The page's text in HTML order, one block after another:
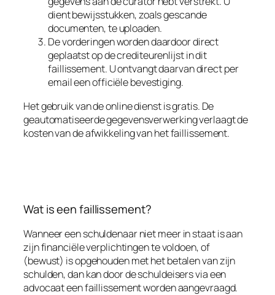
dient bewijsstukken, zoals gescande
documenten, te uploaden.
De vorderingen worden daardoor direct
geplaatst op de crediteurenlijst in dit
faillissement. U ontvangt daarvan direct per
email een officiële bevestiging.
Het gebruik van de online dienst is gratis. De
geautomatiseerde gegevensverwerking verlaagt de
kosten van de afwikkeling van het faillissement.
Wat is een faillissement?
Wanneer een schuldenaar niet meer in staat is aan
zijn financiële verplichtingen te voldoen, of
(bewust) is opgehouden met het betalen van zijn
schulden, dan kan door de schuldeisers via een
advocaat een faillissement worden aangevraagd.